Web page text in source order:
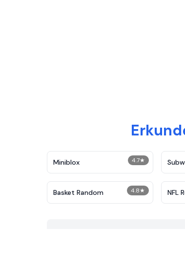
4.7★
Miniblox
4.8★
Basket Random NFL